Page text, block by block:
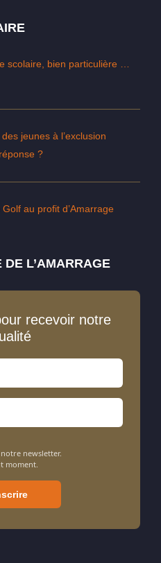
scolaire, bien particulière …
jeunes à l’exclusion
?
au profit d’Amarrage
DE L’AMARRAGE
recevoir notre
newsletter.
moment.